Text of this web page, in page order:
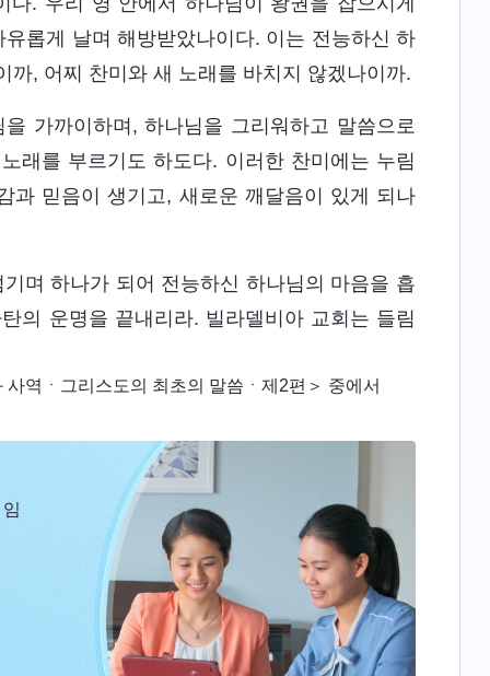
롭게 날며 해방받았나이다. 이는 전능하신 하
, 어찌 찬미와 새 노래를 바치지 않겠나이까.
가까이하며, 하나님을 그리워하고 말씀으로
래를 부르기도 하도다. 이러한 찬미에는 누림
과 믿음이 생기고, 새로운 깨달음이 있게 되나
며 하나가 되어 전능하신 하나님의 마음을 흡
의 운명을 끝내리라. 빌라델비아 교회는 들림
역ㆍ그리스도의 최초의 말씀ㆍ제2편＞ 중에서